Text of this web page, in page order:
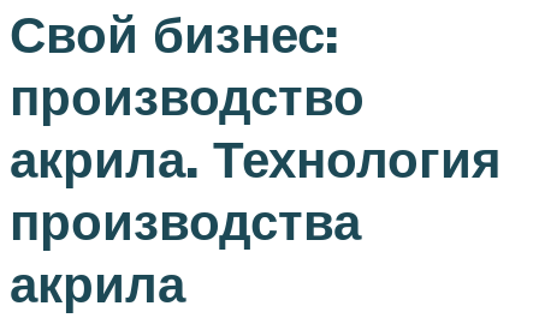
Свой бизнес:
производство
акрила. Технология
производства
акрила